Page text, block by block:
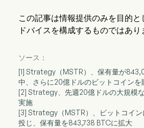
この記事は情報提供のみを目的
ドバイスを構成するものではあり
ソース：
[1] Strategy（MSTR）、保有量が
中、さらに20億ドルのビットコインを
[2] Strategy、先週20億ドルの大規模
実施
[3] Strategy（MSTR）、ビットコイ
投じ、保有量を843,738 BTCに拡大